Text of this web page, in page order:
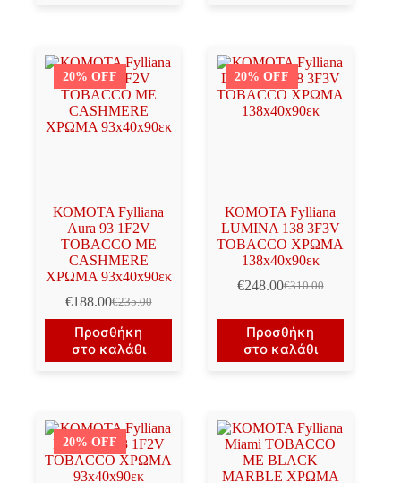
20% OFF
ΚΟΜΟΤΑ Fylliana
Aura 93 1F2V
TOBACCO ΜΕ
CASHMERE
ΧΡΩΜΑ 93x40x90εκ
€235.00
Original
price
was:
€235.00.
€188.00Η
τρέχουσα
τιμή
είναι:
Προσθήκη
στο καλάθι
20% OFF
ΚΟΜΟΤΑ Fylliana
LUMINA 138 3F3V
TOBACCO ΧΡΩΜΑ
138x40x90εκ
€310.00
Original
was:
€310.00.
€248.00Η
τιμή
είναι:
€248.00.
Προσθήκη
στο καλάθι
20% OFF